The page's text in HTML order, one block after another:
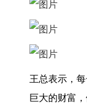
王总表示，
巨大的财富